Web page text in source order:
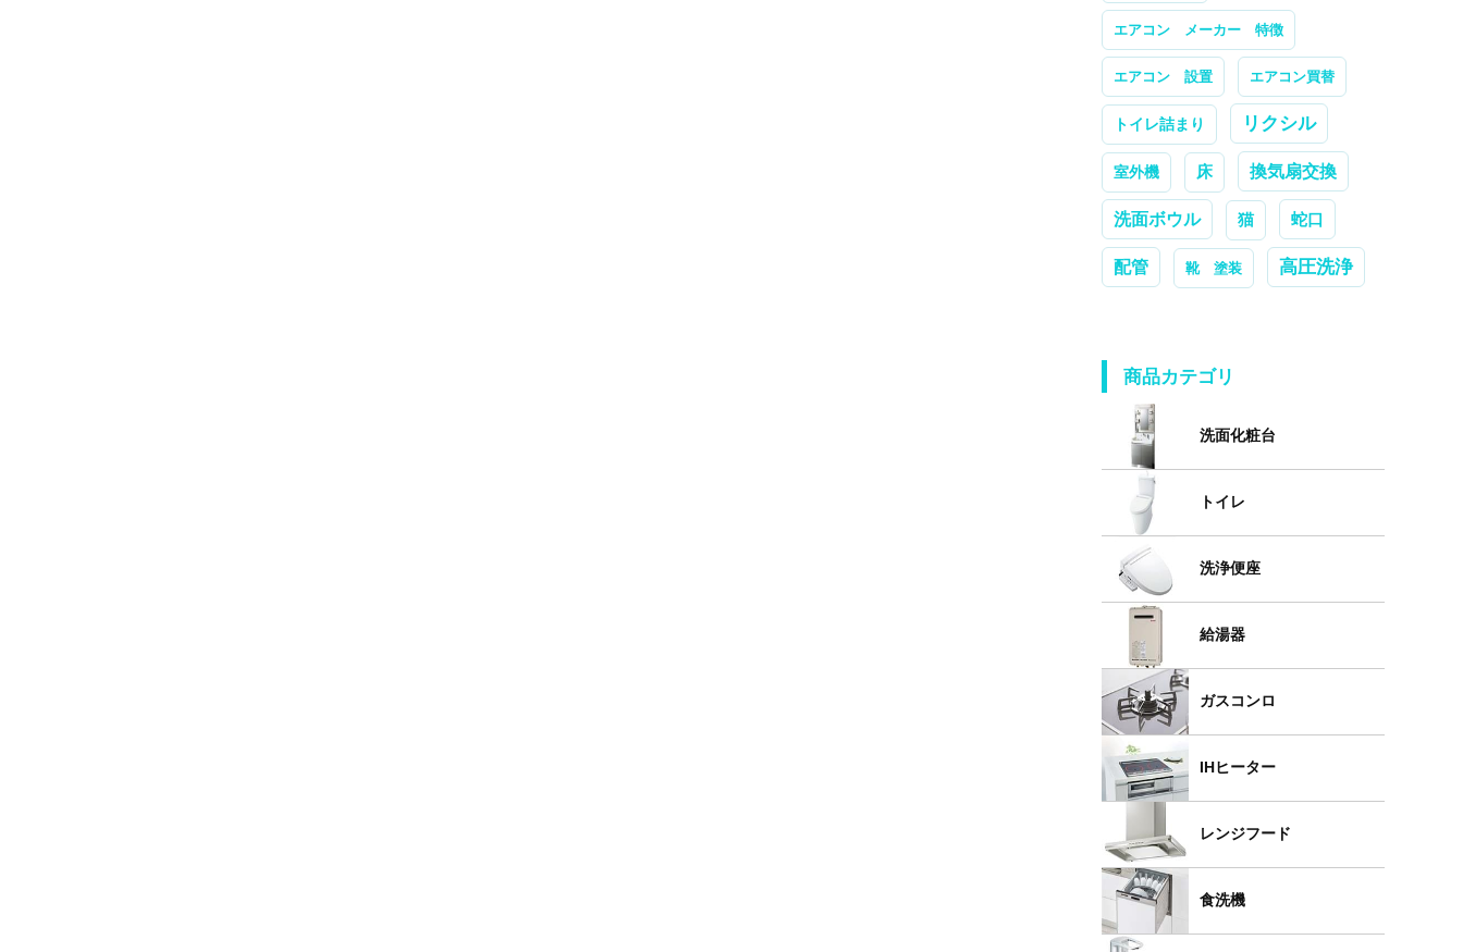
エアコン メーカー 特徴
エアコン 設置 エアコン買替
トイレ詰まり リクシル
室外機 床 換気扇交換
洗面ボウル 猫 蛇口
配管 靴 塗装 高圧洗浄
商品カテゴリ
洗面化粧台
トイレ
洗浄便座
給湯器
ガスコンロ
IHヒーター
レンジフード
食洗機